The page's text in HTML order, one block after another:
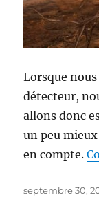
Lorsque
détecteur,
allons donc
un peu
en compte.
Publié
septembre 30,